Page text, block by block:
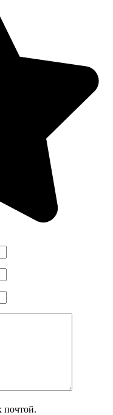
почтой.